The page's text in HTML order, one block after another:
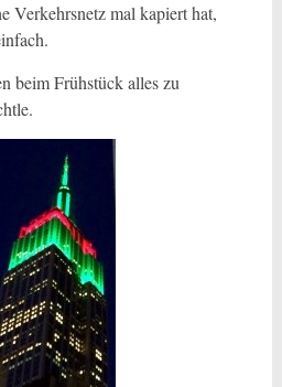
Verkehrsnetz mal kapiert hat,
beim Frühstück alles zu